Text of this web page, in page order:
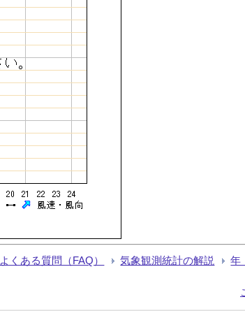
よくある質問（FAQ） 気象観測統計の解説 年